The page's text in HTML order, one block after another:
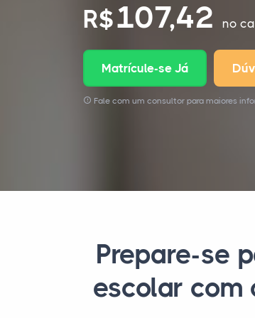
R$107,42 no
Matrícule-se Já
Fale com um consultor para maiores
Prepare-se
escolar com